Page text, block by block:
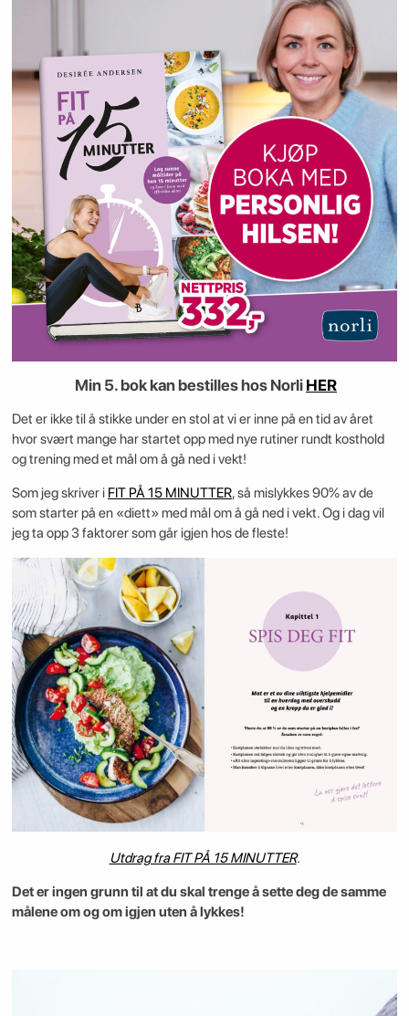
Min 5. bok kan bestilles hos Norli HER
Det er ikke til å stikke under en stol at vi er inne på en tid av året
hvor svært mange har startet opp med nye rutiner rundt kosthold
og trening med et mål om å gå ned i vekt!
Som jeg skriver i FIT PÅ 15 MINUTTER, så mislykkes 90% av de
som starter på en «diett» med mål om å gå ned i vekt. Og i dag vil
jeg ta opp 3 faktorer som går igjen hos de fleste!
Utdrag fra FIT PÅ 15 MINUTTER.
Det er ingen grunn til at du skal trenge å sette deg de samme
målene om og om igjen uten å lykkes!